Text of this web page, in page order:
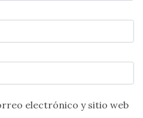
electrónico y sitio web